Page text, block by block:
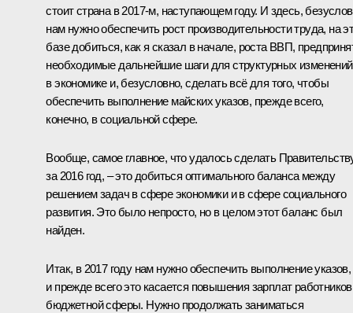
стоит страна в 2017‑м, наступающем году. И здесь,
нам нужно обеспечить рост производительности труда, на
базе добиться, как я сказал в начале, роста ВВП,
необходимые дальнейшие шаги для структурных изменений
в экономике и, безусловно, сделать всё для того, чтобы
обеспечить выполнение майских указов, прежде всего,
конечно, в социальной сфере.
Вообще, самое главное, что удалось сделать
за 2016 год, – это добиться оптимального баланса между
решением задач в сфере экономики и в сфере социального
развития. Это было непросто, но в целом этот баланс был
найден.
Итак, в 2017 году нам нужно обеспечить выполнение указов,
и прежде всего это касается повышения зарплат работников
бюджетной сферы. Нужно продолжать заниматься